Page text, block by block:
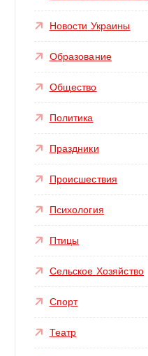
Новости Украины
Образование
Общество
Политика
Праздники
Происшествия
Психология
Птицы
Сельское Хозяйство
Спорт
Театр